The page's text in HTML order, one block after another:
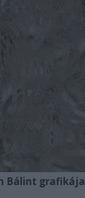
Bálint grafikája